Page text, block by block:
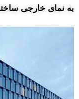
به نمای خارجی